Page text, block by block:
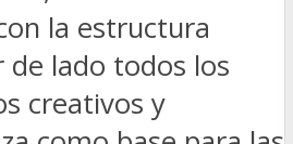
la estructura
de lado todos los
creativos y